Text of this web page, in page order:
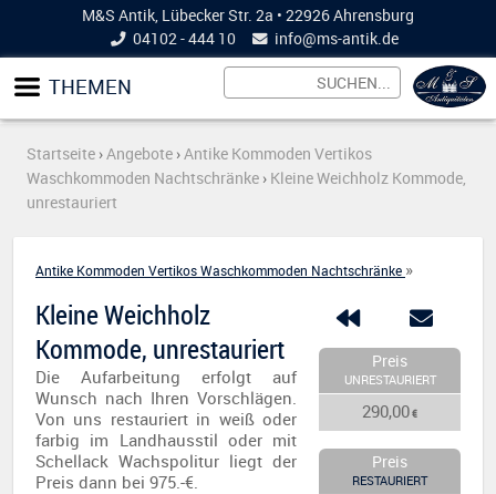
M&S Antik, Lübecker Str. 2a • 22926 Ahrensburg
04102 - 444 10
info@ms-antik.de
THEMEN
Startseite ›Angebote ›Antike Kommoden Vertikos
Waschkommoden Nachtschränke › Kleine Weichholz Kommode,
unrestauriert
Antike Kommoden Vertikos Waschkommoden Nachtschränke »
Preis
UNRESTAURIERT
290,00€
Preis
RESTAURIERT
Kleine Weichholz
Kommode, unrestauriert
Die Aufarbeitung erfolgt auf
Wunsch nach Ihren Vorschlägen.
Von uns restauriert in weiß oder
farbig im Landhausstil oder mit
Schellack Wachspolitur liegt der
Preis dann bei 975.-€.